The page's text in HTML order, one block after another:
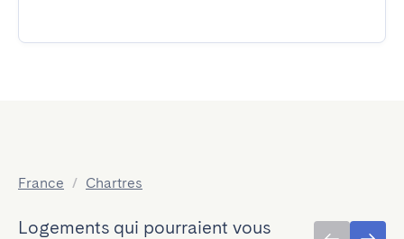
France / Chartres
Logements qui pourraient vous